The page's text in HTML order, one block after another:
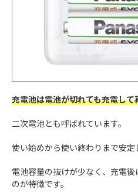
充電池は電池が切れても充電し
二次電池とも呼ばれています。
使い始めから使い終わりまで安定
電池容量の抜けが少なく、充電
のが特徴です。